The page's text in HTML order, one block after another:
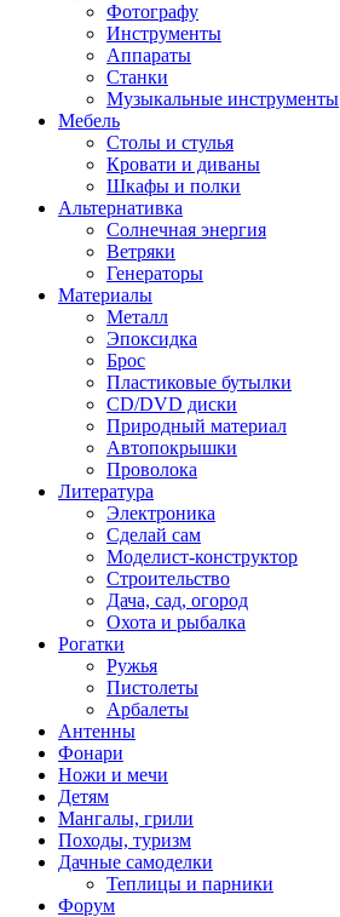
Фотографу
Инструменты
Аппараты
Станки
Музыкальные инструменты
Мебель
Столы и стулья
Кровати и диваны
Шкафы и полки
Альтернативка
Солнечная энергия
Ветряки
Генераторы
Материалы
Металл
Эпоксидка
Брос
Пластиковые бутылки
CD/DVD диски
Природный материал
Автопокрышки
Проволока
Литература
Электроника
Сделай сам
Моделист-конструктор
Строительство
Дача, сад, огород
Охота и рыбалка
Рогатки
Ружья
Пистолеты
Арбалеты
Антенны
Фонари
Ножи и мечи
Детям
Мангалы, грили
Походы, туризм
Дачные самоделки
Теплицы и парники
Форум